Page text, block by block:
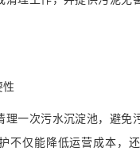
性
理一次污水沉淀池，避免
不仅能降低运营成本，